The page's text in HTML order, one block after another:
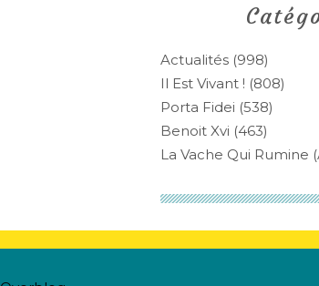
Actualités (998)
Il Est Vivant ! (808)
Porta Fidei (538)
Benoit Xvi (463)
La Vache Qui Rumine